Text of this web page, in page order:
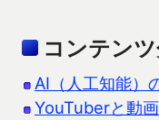
コンテン
AI（人工知能）
YouTuberと動